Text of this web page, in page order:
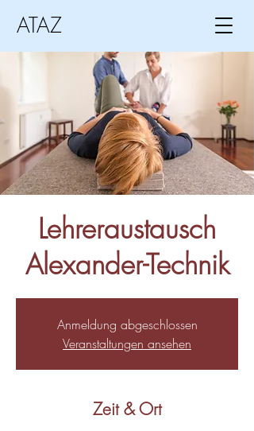
ATAZ
Lehreraustausch
Alexander-Technik
Anmeldung abgeschlossen
Veranstaltungen ansehen
Zeit & Ort